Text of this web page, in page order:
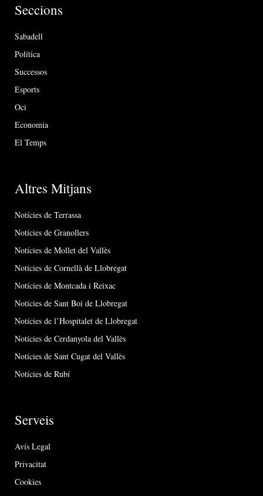
Seccions
Sabadell
Política
Successos
Esports
Oci
Economia
El Temps
Altres Mitjans
Notícies de Terrassa
Notícies de Granollers
Notícies de Mollet del Vallès
Notícies de Cornellà de Llobregat
Notícies de Montcada i Reixac
Notícies de Sant Boi de Llobregat
Notícies de l’Hospitalet de Llobregat
Notícies de Cerdanyola del Vallès
Notícies de Sant Cugat del Vallès
Notícies de Rubí
Serveis
Avís Legal
Privacitat
Cookies